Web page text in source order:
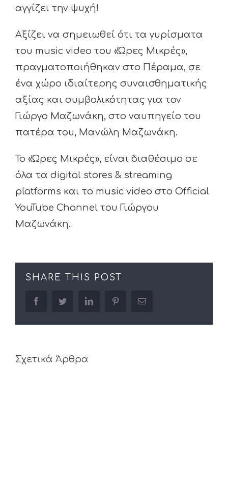
αγγίζει την ψυχή!
Αξίζει να σημειωθεί ότι τα γυρίσματα
του music video του «Ώρες Μικρές»,
πραγματοποιήθηκαν στο Πέραμα, σε
ένα χώρο ιδιαίτερης συναισθηματικής
αξίας και συμβολικότητας για τον
Γιώργο Μαζωνάκη, στο ναυπηγείο του
πατέρα του, Μανώλη Μαζωνάκη.
Το «Ώρες Μικρές», είναι διαθέσιμο σε
όλα τα digital stores & streaming
platforms και το music video στο Official
YouTube Channel του Γιώργου
Μαζωνάκη.
SHARE THIS POST
facebooktwitter linkedin pinterestEmail
Σχετικά Άρθρα